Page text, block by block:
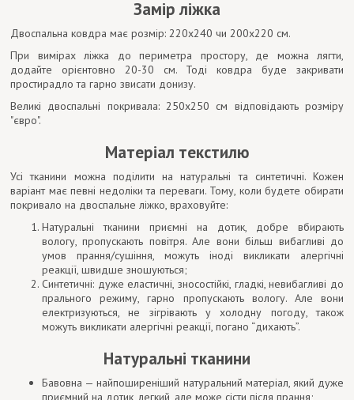
Замір ліжка
Двоспальна ковдра має розмір: 220x240 чи 200х220 см.
При вимірах ліжка до периметра простору, де можна лягти,
додайте орієнтовно 20-30 см. Тоді ковдра буде закривати
простирадло та гарно звисати донизу.
Великі двоспальні покривала: 250х250 см відповідають розміру
"євро".
Матеріал текстилю
Усі тканини можна поділити на натуральні та синтетичні. Кожен
варіант має певні недоліки та переваги. Тому, коли будете обирати
покривало на двоспальне ліжко, враховуйте:
Натуральні тканини приємні на дотик, добре вбирають
вологу, пропускають повітря. Але вони більш вибагливі до
умов прання/сушіння, можуть іноді викликати алергічні
реакції, швидше зношуються;
Синтетичні: дуже еластичні, зносостійкі, гладкі, невибагливі до
прального режиму, гарно пропускають вологу. Але вони
електризуються, не зігрівають у холодну погоду, також
можуть викликати алергічні реакції, погано “дихають”.
Натуральні тканини
Бавовна — найпоширеніший натуральний матеріал, який дуже
приємний на дотик, легкий, але може сісти після прання;